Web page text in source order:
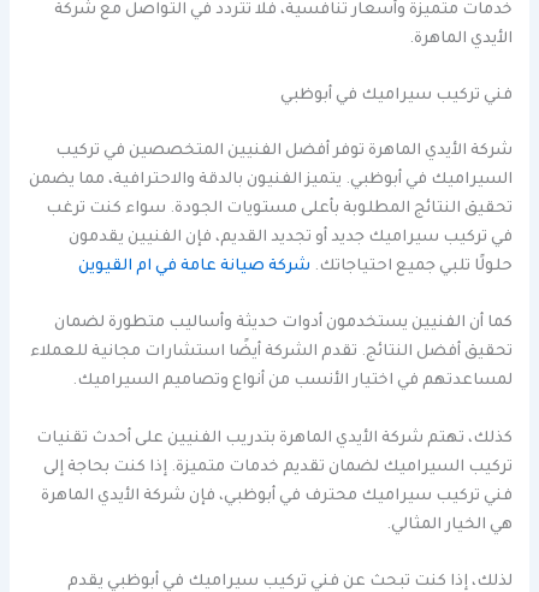
خدمات متميزة وأسعار تنافسية، فلا تتردد في التواصل مع شركة
الأيدي الماهرة.
فني تركيب سيراميك في أبوظبي
شركة الأيدي الماهرة توفر أفضل الفنيين المتخصصين في تركيب
السيراميك في أبوظبي. يتميز الفنيون بالدقة والاحترافية، مما يضمن
تحقيق النتائج المطلوبة بأعلى مستويات الجودة. سواء كنت ترغب
في تركيب سيراميك جديد أو تجديد القديم، فإن الفنيين يقدمون
حلولًا تلبي جميع احتياجاتك. شركة صيانة عامة في ام القيوين
كما أن الفنيين يستخدمون أدوات حديثة وأساليب متطورة لضمان
تحقيق أفضل النتائج. تقدم الشركة أيضًا استشارات مجانية للعملاء
لمساعدتهم في اختيار الأنسب من أنواع وتصاميم السيراميك.
كذلك، تهتم شركة الأيدي الماهرة بتدريب الفنيين على أحدث تقنيات
تركيب السيراميك لضمان تقديم خدمات متميزة. إذا كنت بحاجة إلى
فني تركيب سيراميك محترف في أبوظبي، فإن شركة الأيدي الماهرة
هي الخيار المثالي.
لذلك، إذا كنت تبحث عن فني تركيب سيراميك في أبوظبي يقدم